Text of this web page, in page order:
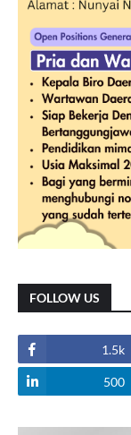
FOLLOW US
1.5k
500